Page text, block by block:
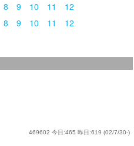
8 9 10 11
12
8 9 10 11
12
469602 今日:465 昨日:619 (02/7/30-)